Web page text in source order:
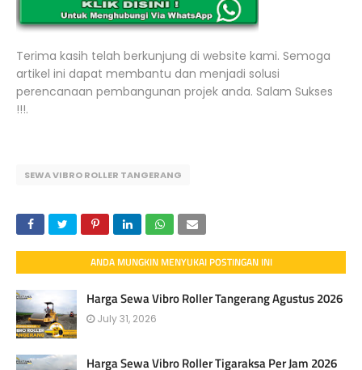
Terima kasih telah berkunjung di website kami. Semoga
artikel ini dapat membantu dan menjadi solusi
perencanaan pembangunan projek anda. Salam Sukses
!!!.
SEWA VIBRO ROLLER TANGERANG
ANDA MUNGKIN MENYUKAI POSTINGAN INI
Harga Sewa Vibro Roller Tangerang Agustus 2026
July 31, 2026
Harga Sewa Vibro Roller Tigaraksa Per Jam 2026